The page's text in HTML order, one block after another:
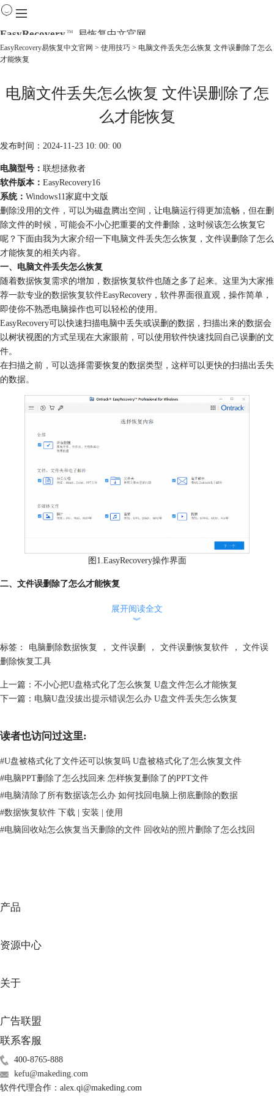
EasyRecovery TM 易恢复中文官网
下载
EasyRecovery易恢复中文官网 > 使用技巧 > 电脑文件丢失怎么恢复 文件误删除了怎么
才能恢复
电脑文件丢失怎么恢复 文件误删除了怎
么才能恢复
发布时间：2024-11-23 10: 00: 00
电脑型号： 联想拯救者
软件版本： EasyRecovery16
系统： Windows11家庭中文版
删除没用的文件，可以为磁盘腾出空间，让电脑运行得更加流畅，但在删
除文件的时候，可能会不小心把重要的文件删除，这时候该怎么恢复它
呢？下面由我为大家介绍一下电脑文件丢失怎么恢复，文件误删除了怎么
才能恢复的相关内容。
一、电脑文件丢失怎么恢复
随着数据恢复需求的增加，数据恢复软件也随之多了起来。这里为大家推
荐一款专业的数据恢复软件EasyRecovery，软件界面很直观，操作简单，
即使你不熟悉电脑操作也可以轻松的使用。
EasyRecovery可以快速扫描电脑中丢失或误删的数据，扫描出来的数据会
以树状视图的方式呈现在大家眼前，可以使用软件快速找回自己误删的文
件。
在扫描之前，可以选择需要恢复的数据类型，这样可以更快的扫描出丢失
的数据。
图1.EasyRecovery操作界面
二、文件误删除了怎么才能恢复
恢复软件EasyRecovery来进行恢复文件。下面我为大家分别演示一下这两
首先打开电脑回收站，然后找到需要恢复的文件，右键选择【还原】就可
以恢复文件了。
个】。
图3.点击下一个
展开阅读全文
︾
标签： 电脑删除数据恢复 ， 文件误删 ， 文件误删恢复软件 ，
文件误
删除恢复工具
上一篇： 不小心把U盘格式化了怎么恢复 U盘文件怎么才能恢复
下一篇： 电脑U盘没拔出提示错误怎么办 U盘文件丢失怎么恢复
读者也访问过这里:
#U盘被格式化了文件还可以恢复吗 U盘被格式化了怎么恢复文件
#电脑PPT删除了怎么找回来 怎样恢复删除了的PPT文件
#电脑清除了所有数据该怎么办 如何找回电脑上彻底删除的数据
#数据恢复软件 下载 | 安装 | 使用
#电脑回收站怎么恢复当天删除的文件 回收站的照片删除了怎么找回
产品
资源中心
关于
广告联盟
联系客服
400-8765-888
kefu@makeding.com
软件代理合作：alex.qi@makeding.com